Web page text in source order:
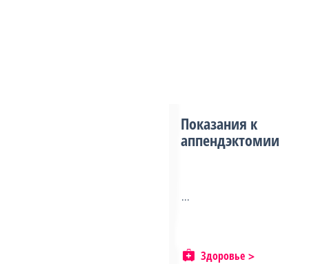
Показания к
аппендэктомии
...
Здоровье